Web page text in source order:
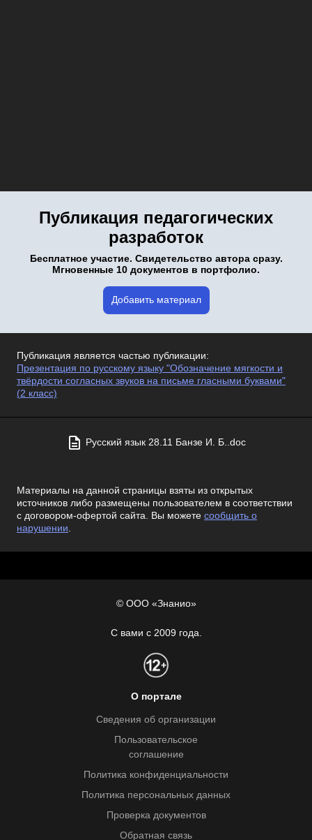
Публикация педагогических
разработок
Бесплатное участие. Свидетельство автора сразу.
Мгновенные 10 документов в портфолио.
Добавить материал
Публикация является частью публикации:
Презентация по русскому языку "Обозначение мягкости и
твёрдости согласных звуков на письме гласными буквами"
(2 класс)
Русский язык 28.11 Банзе И. Б..doc
Материалы на данной страницы взяты из открытых
источников либо размещены пользователем в соответствии
с договором-офертой сайта. Вы можете сообщить о
нарушении.
© ООО «Знанио»
С вами с 2009 года.
О портале
Сведения об организации
Пользовательское
соглашение
Политика конфиденциальности
Политика персональных данных
Проверка документов
Обратная связь